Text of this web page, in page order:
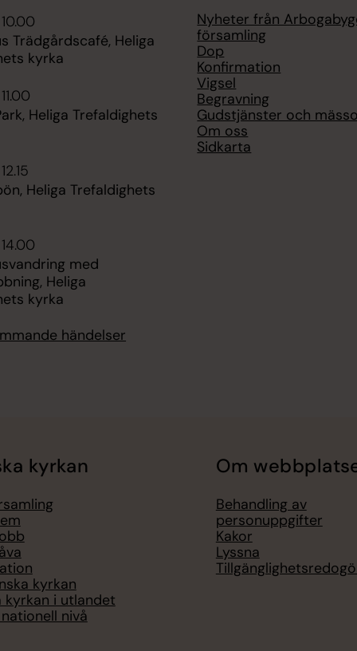
Trädgårdscafé, Heliga
kyrka
Heliga Trefaldighets
Heliga Trefaldighets
med
Heliga
kyrka
händelser
Nyheter från
församling
Dop
Konfirmation
Vigsel
Begravning
Gudstjänster och
Om oss
Sidkarta
kyrkan
kyrkan
kyrkan i utlandet
nivå
Om
Behandling av
personuppgifter
Kakor
Lyssna